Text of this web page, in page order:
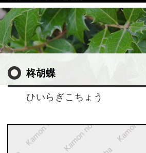
柊胡蝶
ひいらぎこちょう